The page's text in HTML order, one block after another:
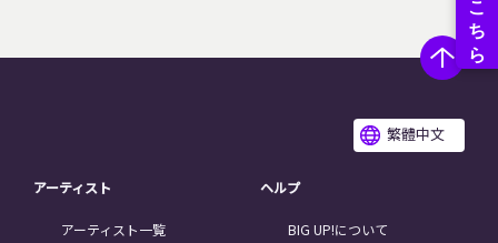
繁體中文
アーティスト
アーティスト一覧
ヘルプ
BIG UP!について